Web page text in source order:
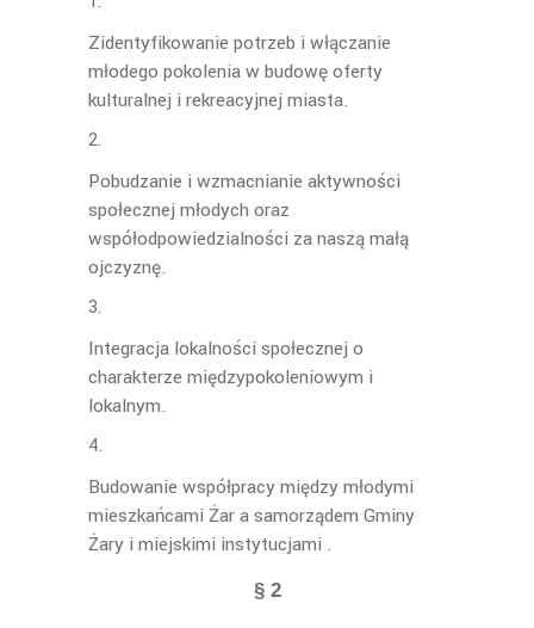
Zidentyfikowanie potrzeb i włączanie
młodego pokolenia w budowę oferty
kulturalnej i rekreacyjnej miasta.
Pobudzanie i wzmacnianie aktywności
społecznej młodych oraz
współodpowiedzialności za naszą małą
ojczyznę.
Integracja lokalności społecznej o
charakterze międzypokoleniowym i
lokalnym.
Budowanie współpracy między młodymi
mieszkańcami Żar a samorządem Gminy
Żary i miejskimi instytucjami .
§ 2